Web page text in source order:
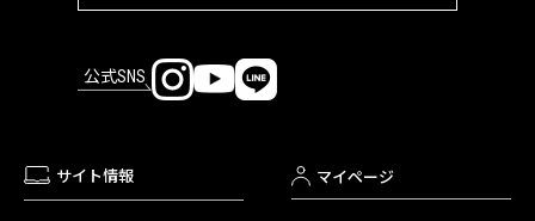
公式SNS
サイト情報 マイページ